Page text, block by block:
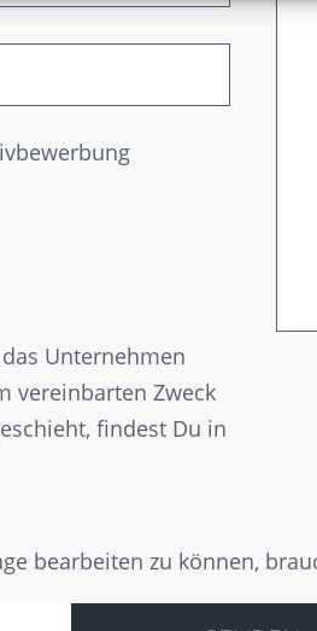
Unternehmen
vereinbarten Zweck
findest Du in
bearbeiten zu können,